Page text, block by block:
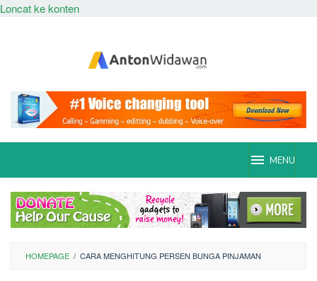
Loncat ke konten
MENU
HOMEPAGE / CARA MENGHITUNG PERSEN BUNGA PINJAMAN